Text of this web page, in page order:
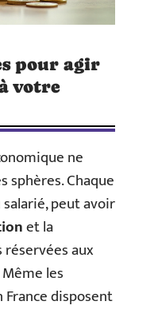
pour agir
votre
ne
sphères. Chaque
salarié, peut avoir
et la
réservées aux
les
disposent